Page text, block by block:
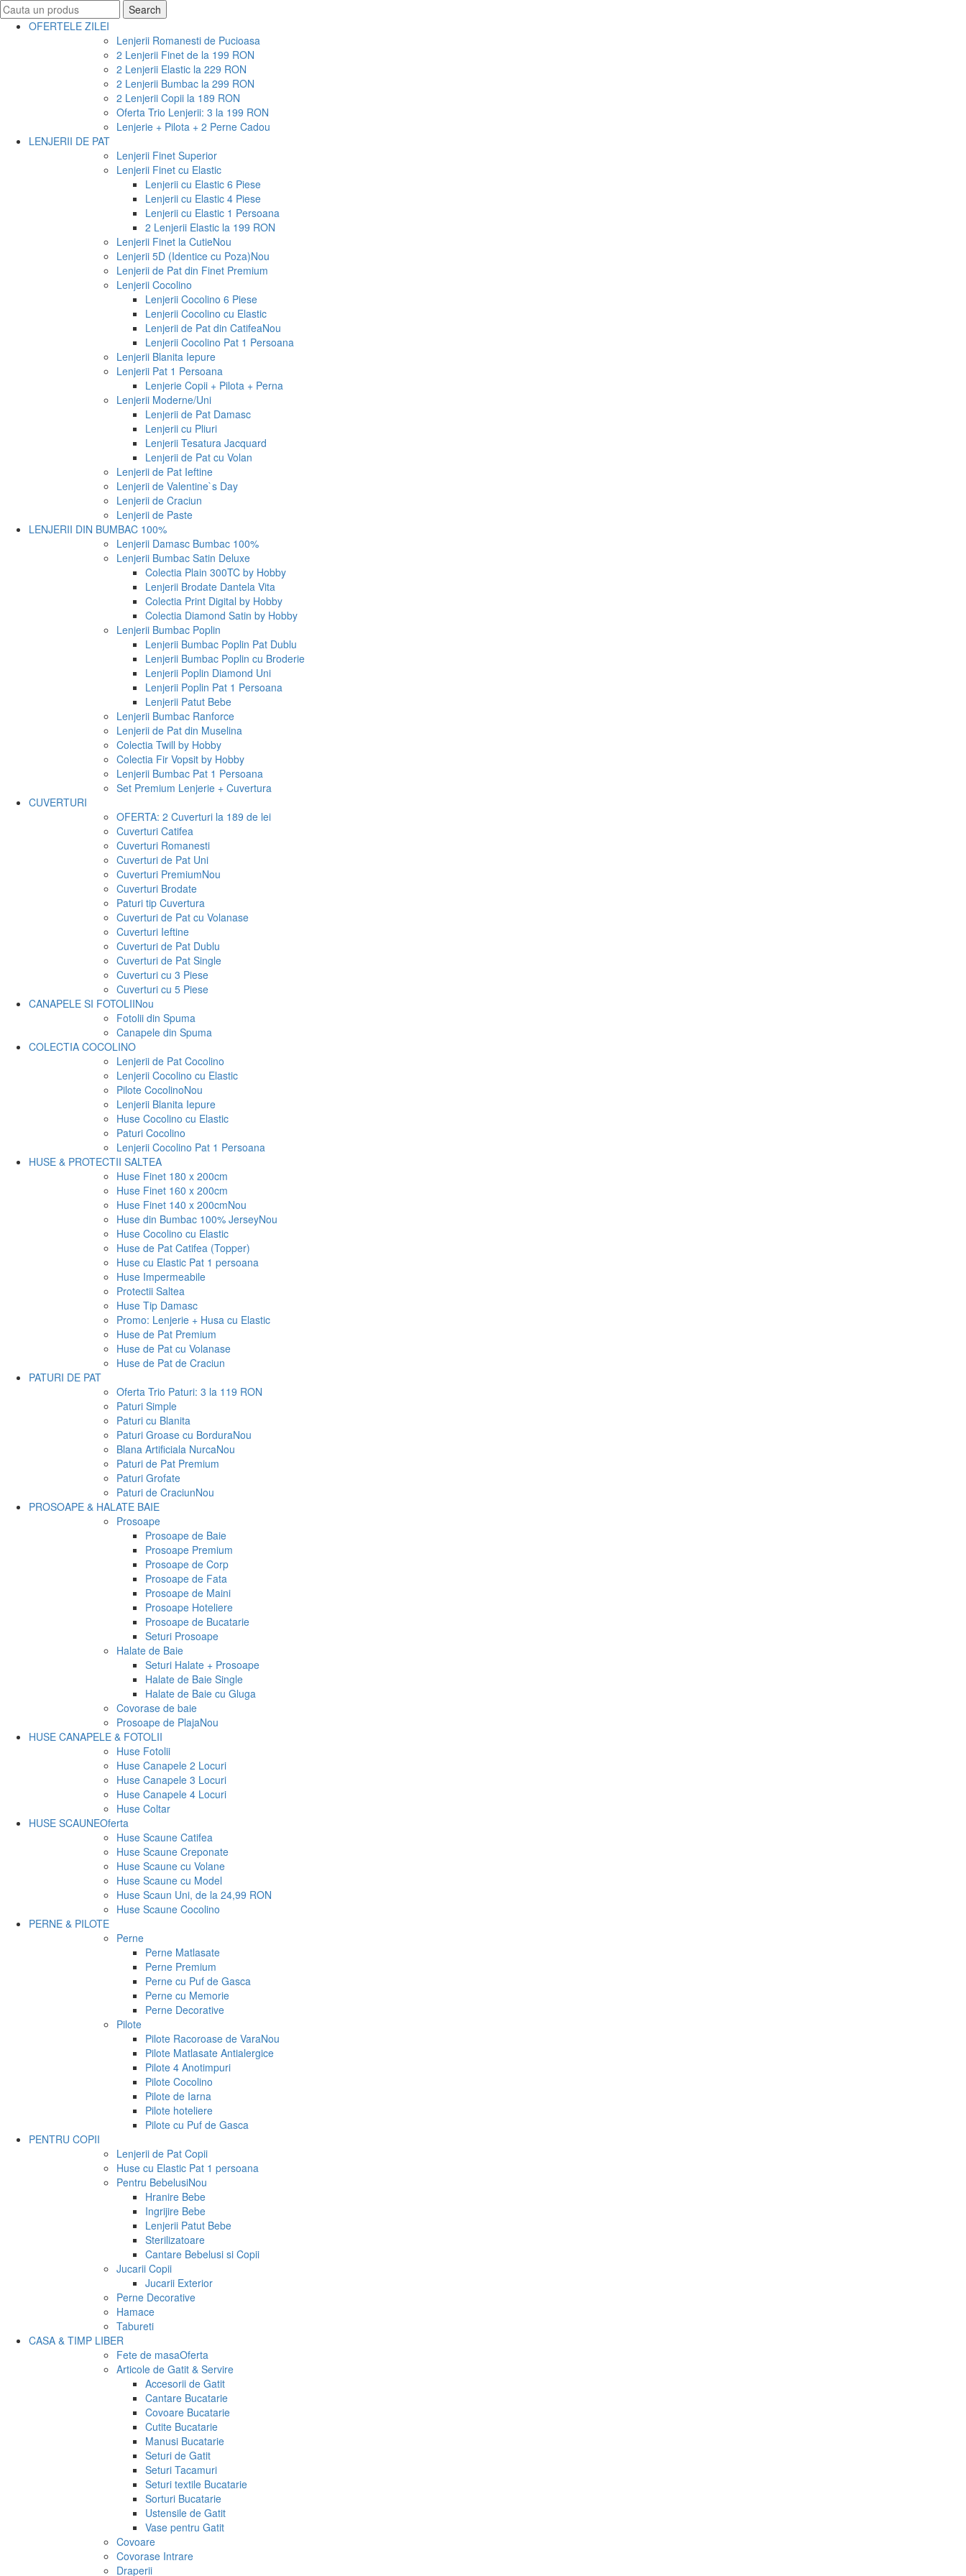
Search
for:
Search
OFERTELE ZILEI
Lenjerii Romanesti de Pucioasa
2 Lenjerii Finet de la 199 RON
2 Lenjerii Elastic la 229 RON
2 Lenjerii Bumbac la 299 RON
2 Lenjerii Copii la 189 RON
Oferta Trio Lenjerii: 3 la 199 RON
Lenjerie + Pilota + 2 Perne Cadou
LENJERII DE PAT
Lenjerii Finet Superior
Lenjerii Finet cu Elastic
Lenjerii cu Elastic 6 Piese
Lenjerii cu Elastic 4 Piese
Lenjerii cu Elastic 1 Persoana
2 Lenjerii Elastic la 199 RON
Lenjerii Finet la CutieNou
Lenjerii 5D (Identice cu Poza)Nou
Lenjerii de Pat din Finet Premium
Lenjerii Cocolino
Lenjerii Cocolino 6 Piese
Lenjerii Cocolino cu Elastic
Lenjerii de Pat din CatifeaNou
Lenjerii Cocolino Pat 1 Persoana
Lenjerii Blanita Iepure
Lenjerii Pat 1 Persoana
Lenjerie Copii + Pilota + Perna
Lenjerii Moderne/Uni
Lenjerii de Pat Damasc
Lenjerii cu Pliuri
Lenjerii Tesatura Jacquard
Lenjerii de Pat cu Volan
Lenjerii de Pat Ieftine
Lenjerii de Valentine`s Day
Lenjerii de Craciun
Lenjerii de Paste
LENJERII DIN BUMBAC 100%
Lenjerii Damasc Bumbac 100%
Lenjerii Bumbac Satin Deluxe
Colectia Plain 300TC by Hobby
Lenjerii Brodate Dantela Vita
Colectia Print Digital by Hobby
Colectia Diamond Satin by Hobby
Lenjerii Bumbac Poplin
Lenjerii Bumbac Poplin Pat Dublu
Lenjerii Bumbac Poplin cu Broderie
Lenjerii Poplin Diamond Uni
Lenjerii Poplin Pat 1 Persoana
Lenjerii Patut Bebe
Lenjerii Bumbac Ranforce
Lenjerii de Pat din Muselina
Colectia Twill by Hobby
Colectia Fir Vopsit by Hobby
Lenjerii Bumbac Pat 1 Persoana
Set Premium Lenjerie + Cuvertura
CUVERTURI
OFERTA: 2 Cuverturi la 189 de lei
Cuverturi Catifea
Cuverturi Romanesti
Cuverturi de Pat Uni
Cuverturi PremiumNou
Cuverturi Brodate
Paturi tip Cuvertura
Cuverturi de Pat cu Volanase
Cuverturi Ieftine
Cuverturi de Pat Dublu
Cuverturi de Pat Single
Cuverturi cu 3 Piese
Cuverturi cu 5 Piese
CANAPELE SI FOTOLIINou
Fotolii din Spuma
Canapele din Spuma
COLECTIA COCOLINO
Lenjerii de Pat Cocolino
Lenjerii Cocolino cu Elastic
Pilote CocolinoNou
Lenjerii Blanita Iepure
Huse Cocolino cu Elastic
Paturi Cocolino
Lenjerii Cocolino Pat 1 Persoana
HUSE & PROTECTII SALTEA
Huse Finet 180 x 200cm
Huse Finet 160 x 200cm
Huse Finet 140 x 200cmNou
Huse din Bumbac 100% JerseyNou
Huse Cocolino cu Elastic
Huse de Pat Catifea (Topper)
Huse cu Elastic Pat 1 persoana
Huse Impermeabile
Protectii Saltea
Huse Tip Damasc
Promo: Lenjerie + Husa cu Elastic
Huse de Pat Premium
Huse de Pat cu Volanase
Huse de Pat de Craciun
PATURI DE PAT
Oferta Trio Paturi: 3 la 119 RON
Paturi Simple
Paturi cu Blanita
Paturi Groase cu BorduraNou
Blana Artificiala NurcaNou
Paturi de Pat Premium
Paturi Grofate
Paturi de CraciunNou
PROSOAPE & HALATE BAIE
Prosoape
Prosoape de Baie
Prosoape Premium
Prosoape de Corp
Prosoape de Fata
Prosoape de Maini
Prosoape Hoteliere
Prosoape de Bucatarie
Seturi Prosoape
Halate de Baie
Seturi Halate + Prosoape
Halate de Baie Single
Halate de Baie cu Gluga
Covorase de baie
Prosoape de PlajaNou
HUSE CANAPELE & FOTOLII
Huse Fotolii
Huse Canapele 2 Locuri
Huse Canapele 3 Locuri
Huse Canapele 4 Locuri
Huse Coltar
HUSE SCAUNEOferta
Huse Scaune Catifea
Huse Scaune Creponate
Huse Scaune cu Volane
Huse Scaune cu Model
Huse Scaun Uni, de la 24,99 RON
Huse Scaune Cocolino
PERNE & PILOTE
Perne
Perne Matlasate
Perne Premium
Perne cu Puf de Gasca
Perne cu Memorie
Perne Decorative
Pilote
Pilote Racoroase de VaraNou
Pilote Matlasate Antialergice
Pilote 4 Anotimpuri
Pilote Cocolino
Pilote de Iarna
Pilote hoteliere
Pilote cu Puf de Gasca
PENTRU COPII
Lenjerii de Pat Copii
Huse cu Elastic Pat 1 persoana
Pentru BebelusiNou
Hranire Bebe
Ingrijire Bebe
Lenjerii Patut Bebe
Sterilizatoare
Cantare Bebelusi si Copii
Jucarii Copii
Jucarii Exterior
Perne Decorative
Hamace
Tabureti
CASA & TIMP LIBER
Fete de masaOferta
Articole de Gatit & Servire
Accesorii de Gatit
Cantare Bucatarie
Covoare Bucatarie
Cutite Bucatarie
Manusi Bucatarie
Seturi de Gatit
Seturi Tacamuri
Seturi textile Bucatarie
Sorturi Bucatarie
Ustensile de Gatit
Vase pentru Gatit
Covoare
Covorase Intrare
Draperii